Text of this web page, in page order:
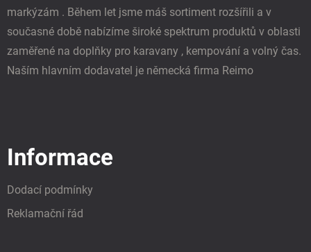
markýzám . Během let jsme máš sortiment rozšířili a v
současné době nabízíme široké spektrum produktů v oblasti
zaměřené na doplňky pro karavany , kempování a volný čas.
Naším hlavním dodavatel je německá firma Reimo
Informace
Dodací podmínky
Reklamační řád